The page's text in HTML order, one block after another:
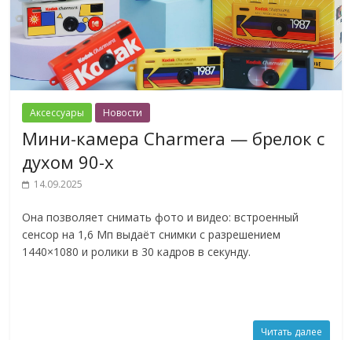
Аксессуары Новости
Мини-камера Charmera — брелок с
духом 90-х
14.09.2025
Она позволяет снимать фото и видео: встроенный
сенсор на 1,6 Мп выдаёт снимки с разрешением
1440×1080 и ролики в 30 кадров в секунду.
Читать далее